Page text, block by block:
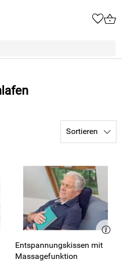
Sortieren
Entspannungskissen mit
Massagefunktion